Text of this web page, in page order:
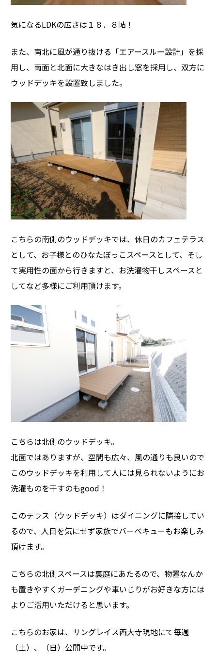
気になるLDKの広さは１８．８帖！
また、南北に風が通り抜ける「エアースルー設計」を採
用し、南面と北面に大きなはき出し窓を採用し、双方に
ウッドデッキを設置致しました。
こちらの南側のウッドデッキでは、休日のカフェテラス
として、お子様とのひなたぼっこスペースとして、そし
て実用性の面から行きますと、お洗濯物干しスペースと
してなど多様にご利用頂けます。
こちらは北側のウッドデッキ。
北面ではありますが、空間も広々、風の通りも良いので
このウッドデッキを利用して人には見られないようにお
洗濯ものを干すのもgood！
このテラス（ウッドデッキ）はダイニングに隣接してい
るので、人目を気にせず家族でバーベキューもお楽しみ
頂けます。
こちらの北側スペースは裏庭にあたるので、物置なんか
も置きやすくガーデニングや車いじりがお好きな方には
よりご活用いただけると思います。
こちらのお家は、サングレイス西大寺現地にて毎週
（土）、（日）公開中です。